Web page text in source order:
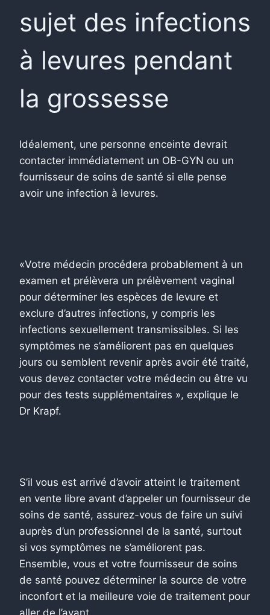
sujet des infections
à levures pendant
la grossesse
Idéalement, une personne enceinte devrait
contacter immédiatement un OB-GYN ou un
fournisseur de soins de santé si elle pense
avoir une infection à levures.
«Votre médecin procédera probablement à un
examen et prélèvera un prélèvement vaginal
pour déterminer les espèces de levure et
exclure d’autres infections, y compris les
infections sexuellement transmissibles. Si les
symptômes ne s’améliorent pas en quelques
jours ou semblent revenir après avoir été traité,
vous devez contacter votre médecin ou être vu
pour des tests supplémentaires », explique le
Dr Krapf.
S’il vous est arrivé d’avoir atteint le traitement
en vente libre avant d’appeler un fournisseur de
soins de santé, assurez-vous de faire un suivi
auprès d’un professionnel de la santé, surtout
si vos symptômes ne s’améliorent pas.
Ensemble, vous et votre fournisseur de soins
de santé pouvez déterminer la source de votre
inconfort et la meilleure voie de traitement pour
aller de l’avant.